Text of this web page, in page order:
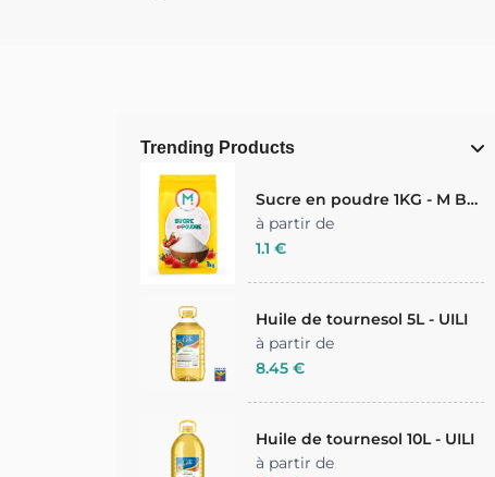
Trending Products
Sucre en poudre 1KG - M BY
MIAMLAND
à partir de
1.1 €
Huile de tournesol 5L - UILI
à partir de
8.45 €
Huile de tournesol 10L - UILI
à partir de